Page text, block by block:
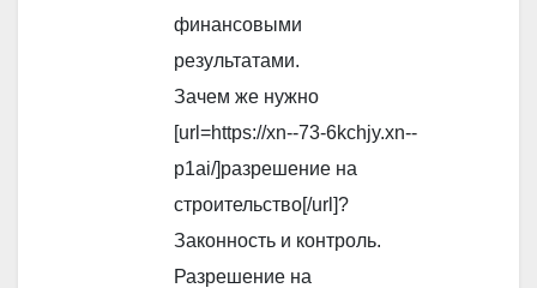
финансовыми
результатами.
Зачем же нужно
[url=https://xn--73-6kchjy.xn--
p1ai/]разрешение на
строительство[/url]?
Законность и контроль.
Разрешение на